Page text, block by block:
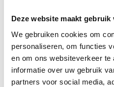
Deze website maakt gebruik
We gebruiken cookies om
personaliseren, om functies
en om ons websiteverkeer
informatie over uw gebruik
partners voor social media,
korte transportafstanden en
van grondstoffen.
wortels verbeteren de
bladeren vormen humus en
winter beschutting voor